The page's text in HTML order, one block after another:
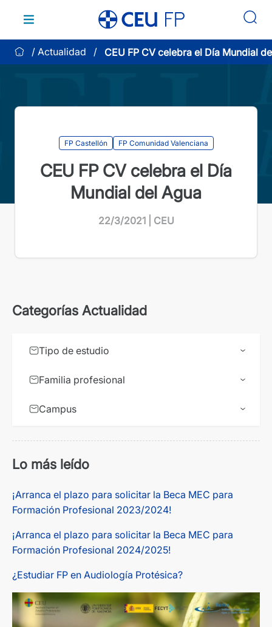
contenido
Actualidad
CEU FP CV celebra el Día Mundial
FP Castellón FP Comunidad Valenciana
CEU FP CV celebra el Día
Mundial del Agua
22/3/2021 | CEU
Categorías Actualidad
Tipo de estudio
Familia profesional
Campus
Lo más leído
¡Arranca el plazo para solicitar la Beca MEC para
Formación Profesional 2023/2024!
¡Arranca el plazo para solicitar la Beca MEC para
Formación Profesional 2024/2025!
¿Estudiar FP en Audiología Protésica?